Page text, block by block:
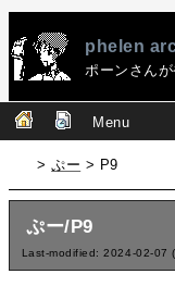
phelen
ポーンさん
Menu
>ぷー > P9
ぷー/P9
Last-modified: 2024-02-07